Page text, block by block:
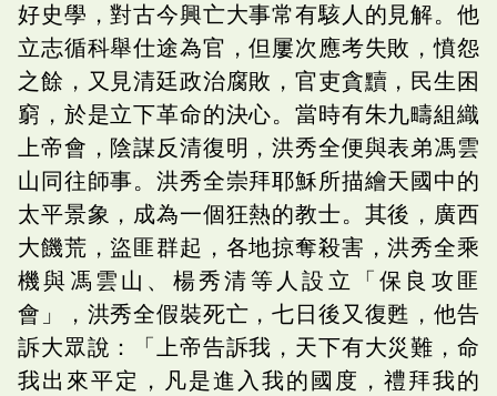
好史學，對古今興亡大事常有駭人的見解。他
立志循科舉仕途為官，但屢次應考失敗，憤怨
之餘，又見清廷政治腐敗，官吏貪黷，民生困
窮，於是立下革命的決心。當時有朱九疇組織
上帝會，陰謀反清復明，洪秀全便與表弟馮雲
山同往師事。洪秀全崇拜耶穌所描繪天國中的
太平景象，成為一個狂熱的教士。其後，廣西
大饑荒，盜匪群起，各地掠奪殺害，洪秀全乘
機與馮雲山、楊秀清等人設立「保良攻匪
會」，洪秀全假裝死亡，七日後又復甦，他告
訴大眾說：「上帝告訴我，天下有大災難，命
我出來平定，凡是進入我的國度，禮拜我的